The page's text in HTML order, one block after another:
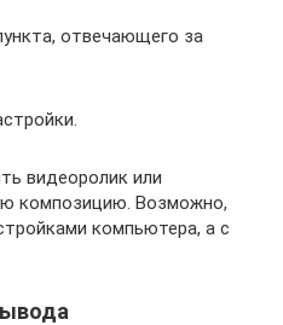
отвечающего за
видеоролик или
композицию. Возможно,
компьютера, а с